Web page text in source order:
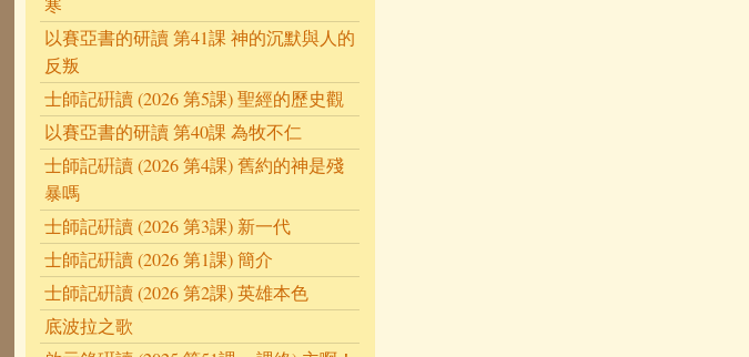
以賽亞書的研讀 第41課 神的沉默與人的
反叛
士師記硏讀 (2026 第5課) 聖經的歷史觀
以賽亞書的研讀 第40課 為牧不仁
士師記硏讀 (2026 第4課) 舊約的神是殘
暴嗎
士師記硏讀 (2026 第3課) 新一代
士師記硏讀 (2026 第1課) 簡介
士師記硏讀 (2026 第2課) 英雄本色
底波拉之歌